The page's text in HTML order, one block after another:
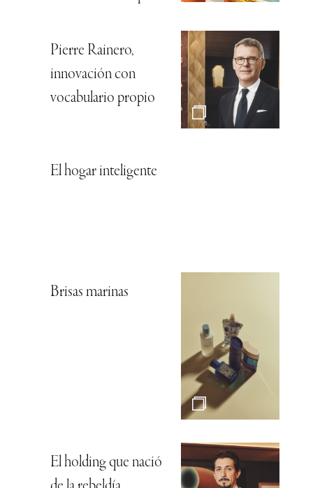
Pierre Rainero,
innovación con
vocabulario propio
El hogar inteligente
Brisas marinas
El holding que nació